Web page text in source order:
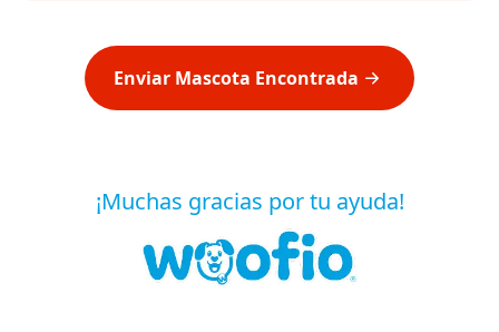
Enviar Mascota Encontrada
¡Muchas gracias por tu ayuda!